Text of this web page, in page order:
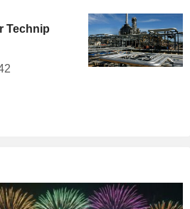
Technip